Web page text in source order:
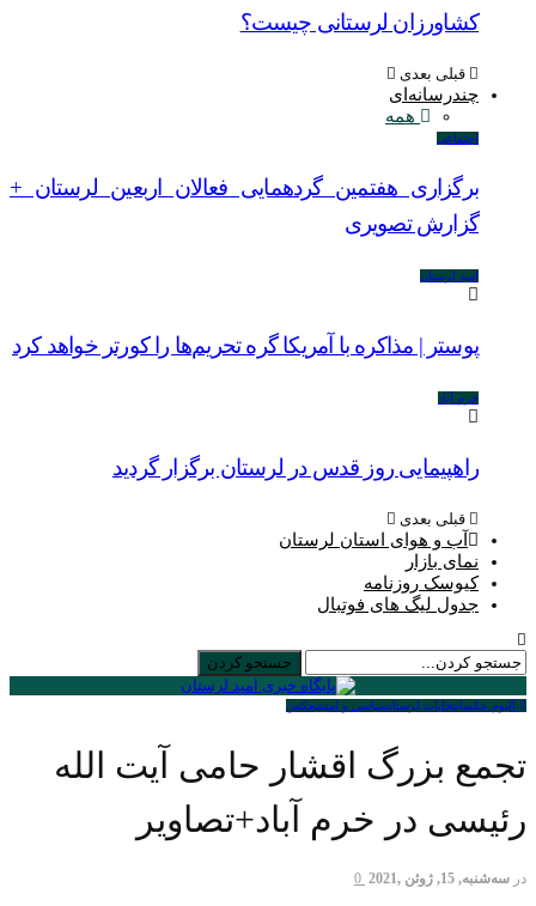
کشاورزان لرستانی چیست؟
قبلی بعدی
چندرسانه‌ای
همه
اجتماعی
برگزاری هفتمین گردهمایی فعالان اربعین لرستان +
گزارش تصویری
امید لرستان
پوستر | مذاکره با آمریکا گره تحریم‌ها را کورتر خواهد کرد
خرم آباد
راهپیمایی روز قدس در لرستان برگزار گردید
قبلی بعدی
آب و هوای استان لرستان
نمای بازار
کیوسک روزنامه
جدول لیگ های فوتبال
آلبوم عکسانتخابات لرستانسیاسی و امنیتیعكس
تجمع بزرگ اقشار حامی آیت الله
رئیسی در خرم آباد+تصاویر
در سه‌شنبه, 15, ژوئن ,2021